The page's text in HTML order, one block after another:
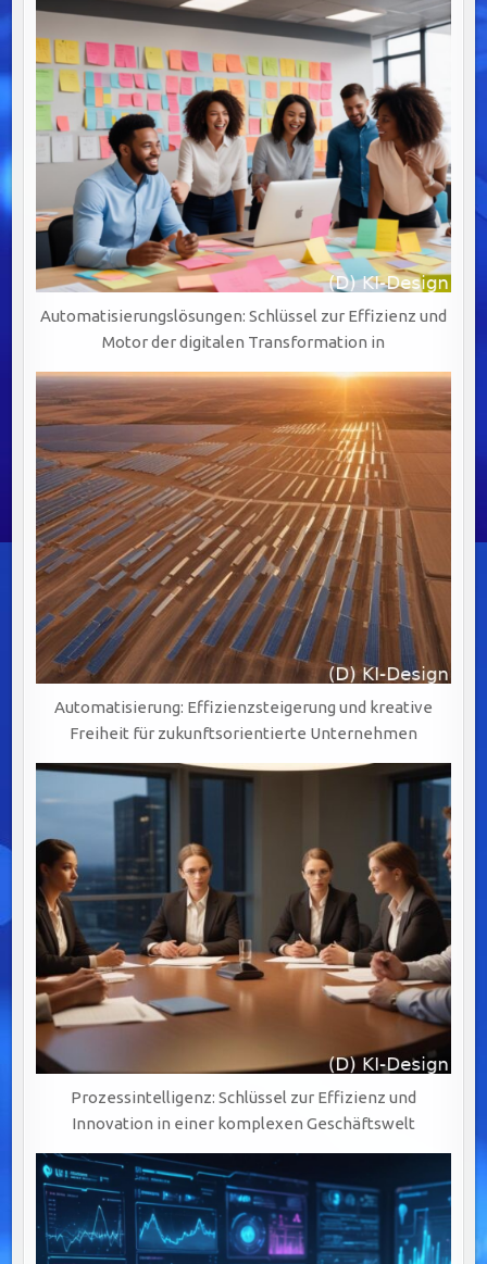
PRÄZISE
UND
VERLÄSSLICHE
DATENQUALITÄT
Automatisierungslösungen: Schlüssel zur Effizienz und
Motor der digitalen Transformation in
Automatisierung: Effizienzsteigerung und kreative
Freiheit für zukunftsorientierte Unternehmen
Prozessintelligenz: Schlüssel zur Effizienz und
Innovation in einer komplexen Geschäftswelt